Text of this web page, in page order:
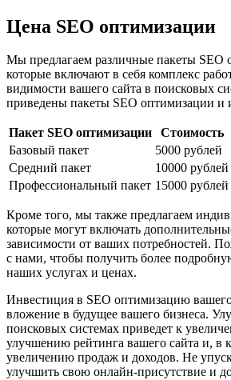
Цена SEO оптимизации
Мы предлагаем различные пакеты SEO
которые включают в себя комплекс
видимости вашего сайта в поисковых
приведены пакеты SEO оптимизации и
Пакет SEO оптимизации
Стоимость
Базовый пакет
5000 рублей
Средний пакет
10000 рублей
Профессиональный пакет 15000 рублей
Кроме того, мы также предлагаем
которые могут включать
зависимости от ваших потребностей.
с нами, чтобы получить более
наших услугах и ценах.
Инвестиция в SEO оптимизацию
вложение в будущее вашего бизнеса.
поисковых системах приведет к
улучшению рейтинга вашего сайта и, в
увеличению продаж и доходов. Не
улучшить свою онлайн-присутствие и